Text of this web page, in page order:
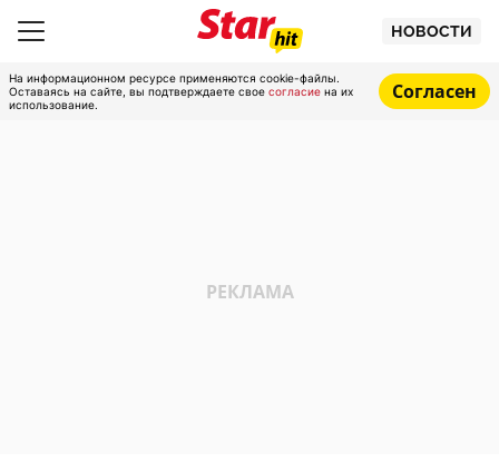
НОВОСТИ
На информационном ресурсе применяются cookie-файлы.
Оставаясь на сайте, вы подтверждаете свое согласие на их
использование.
Согласен